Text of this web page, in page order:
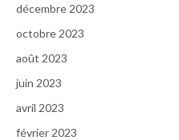
décembre 2023
octobre 2023
août 2023
juin 2023
avril 2023
février 2023